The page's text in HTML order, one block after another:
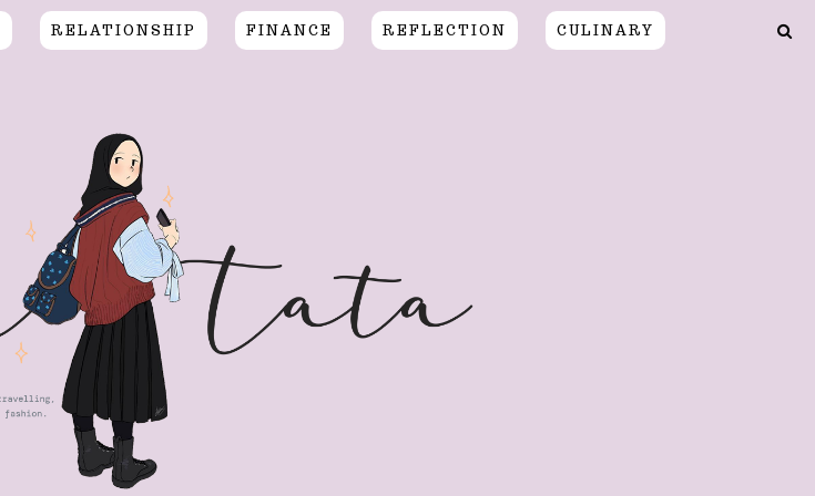
RELATIONSHIP FINANCE REFLECTION CULINARY